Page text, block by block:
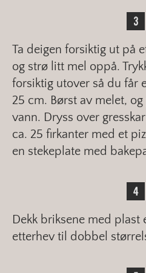
Ta deigen forsiktig ut på
og strø litt mel oppå.
forsiktig utover så du får
25 cm. Børst av melet,
vann. Dryss over
ca. 25 firkanter med et
en stekeplate med
Dekk briksene med plast
etterhev til dobbel